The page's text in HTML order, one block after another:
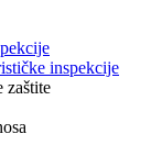
inspekcije
zaštite